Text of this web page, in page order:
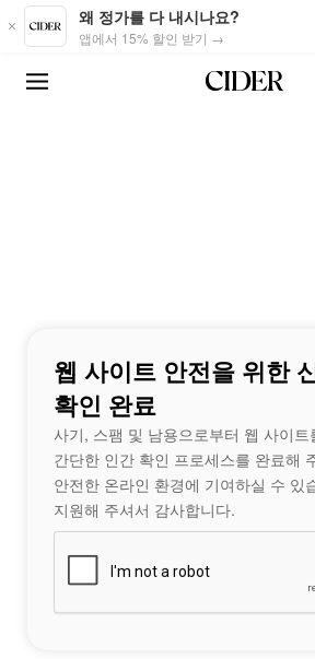
Skip to main content
왜 정가를 다 내시나요?
앱에서 15% 할인 받기 →
웹 사이트 안전을 위한
확인 완료
사기, 스팸 및 남용으로부터 웹 사이트
간단한 인간 확인 프로세스를 완료해
안전한 온라인 환경에 기여하실 수 있
지원해 주셔서 감사합니다.